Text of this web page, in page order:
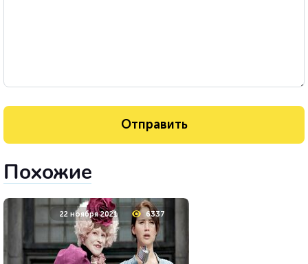
Похожие
22 ноября 2021 6337